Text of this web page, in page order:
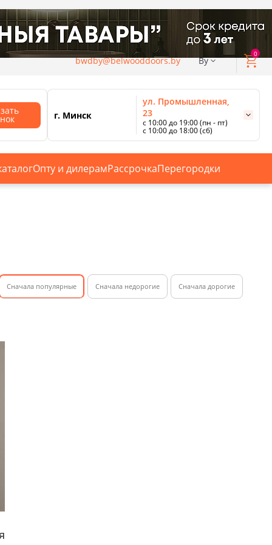
bwdby@belwooddoors.by By
0
г. Минск
ул. Промышленная,
23
с 10:00 до 19:00 (пн - пт)
с 10:00 до 18:00 (сб)
с 10:00 до 18:00 (вс).
Смотреть все магазины
Опту и дилерамРассрочкаПерегородки
Cначала популярные Сначала недорогие Cначала дорогие